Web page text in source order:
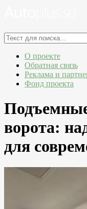
О проекте
Обратная связь
Реклама и
Фонд проекта
ворота:
для